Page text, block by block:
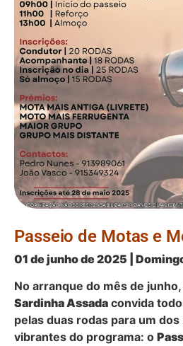
Passeio de Motas e
01 de junho de 2025 |
No arranque do mês de junho,
Sardinha Assada convida
pelas duas rodas para um
vibrantes do programa: o